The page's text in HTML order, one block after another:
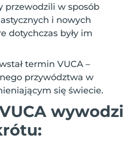
przewodzili w sposób
i nowych
dotychczas były im
termin VUCA –
przywództwa w
się świecie.
wywodzi